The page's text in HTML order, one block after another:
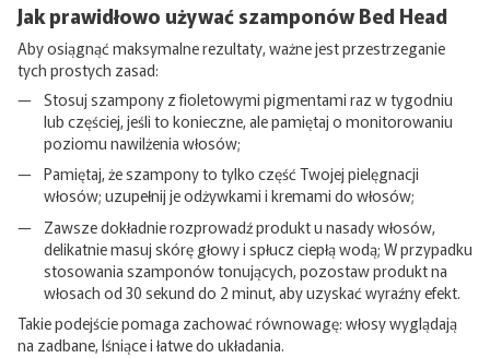
Jak prawidłowo używać szamponów Bed Head
Aby osiągnąć maksymalne rezultaty, ważne jest przestrzeganie
tych prostych zasad:
Stosuj szampony z fioletowymi pigmentami raz w tygodniu
lub częściej, jeśli to konieczne, ale pamiętaj o monitorowaniu
poziomu nawilżenia włosów;
Pamiętaj, że szampony to tylko część Twojej pielęgnacji
włosów; uzupełnij jeodżywkami i kremami do włosów;
Zawsze dokładnie rozprowadź produkt u nasady włosów,
delikatnie masuj skórę głowy i spłucz ciepłą wodą; W przypadku
stosowania szamponów tonujących, pozostaw produkt na
włosach od 30 sekund do 2 minut, aby uzyskać wyraźny efekt.
Takie podejście pomaga zachować równowagę: włosy wyglądają
na zadbane, lśniące i łatwe do układania.